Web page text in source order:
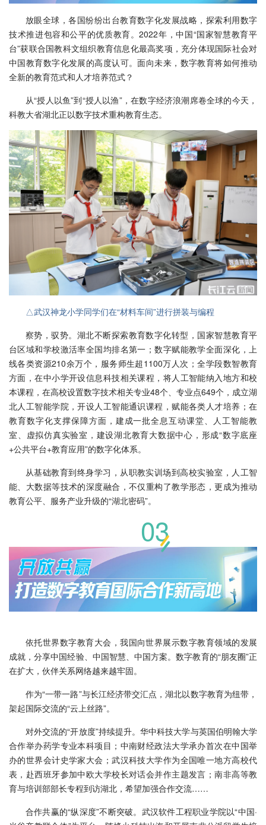
放眼全球，各国纷纷出台教育数字化发展战略，探索利用数字
技术推进包容和公平的优质教育。2022年，中国“国家智慧教育平
台”获联合国教科文组织教育信息化最高奖项，充分体现国际社会对
中国教育数字化发展的高度认可。面向未来，数字教育将如何推动
全新的教育范式和人才培养范式？
从“授人以鱼”到“授人以渔”，在数字经济浪潮席卷全球的今天，
科教大省湖北正以数字技术重构教育生态。
△武汉神龙小学同学们在“材料车间”进行拼装与编程
察势，驭势。湖北不断探索教育数字化转型，国家智慧教育平
台区域和学校激活率全国均排名第一；数字赋能教学全面深化，上
线各类资源210余万个，服务师生超1100万人次；全学段数智教育
方面，在中小学开设信息科技相关课程，将人工智能纳入地方和校
本课程，在高校设置数字技术相关专业48个、专业点649个，成立湖
北人工智能学院，开设人工智能通识课程，赋能各类人才培养；在
教育数字化支撑保障方面，建成一批全息互动课堂、人工智能教
室、虚拟仿真实验室，建设湖北教育大数据中心，形成“数字底座
+公共平台+教育应用”的数字化体系。
从基础教育到终身学习，从职教实训场到高校实验室，人工智
能、大数据等技术的深度融合，不仅重构了教学形态，更成为推动
教育公平、服务产业升级的“湖北密码”。
03
依托世界数字教育大会，我国向世界展示数字教育领域的发展
成就，分享中国经验、中国智慧、中国方案。数字教育的“朋友圈”正
在扩大，伙伴关系网络越来越牢固。
作为“一带一路”与长江经济带交汇点，湖北以数字教育为纽带，
架起国际交流的“云上丝路”。
对外交流的“开放度”持续提升。华中科技大学与英国伯明翰大学
合作举办药学专业本科项目；中南财经政法大学承办首次在中国举
办的世界会计史学家大会；武汉科技大学作为全国唯一地方高校代
表，赴西班牙参加中欧大学校长对话会并作主题发言；南非高等教
育与培训部部长专程到访湖北，希望加强合作交流……
合作共赢的“纵深度”不断突破。武汉软件工程职业学院以“中国·